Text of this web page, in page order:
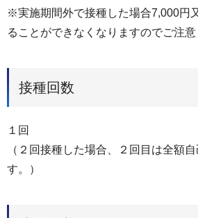
※実施期間外で接種した場合7,000円
ることができなくなりますのでご注意
接種回数
１回
（２回接種した場合、２回目は全額
す。）